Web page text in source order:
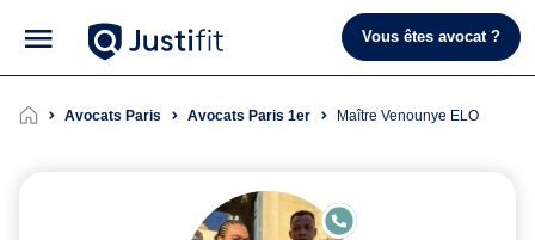
Vous êtes avocat ?
Avocats Paris Avocats Paris 1er Maître Venounye ELO
E
N